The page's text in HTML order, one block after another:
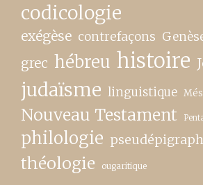
codicologie
exégèse contrefaçons
grec hébreu histoire
judaïsme linguistique
Nouveau Testament
philologie
théologie ougaritique